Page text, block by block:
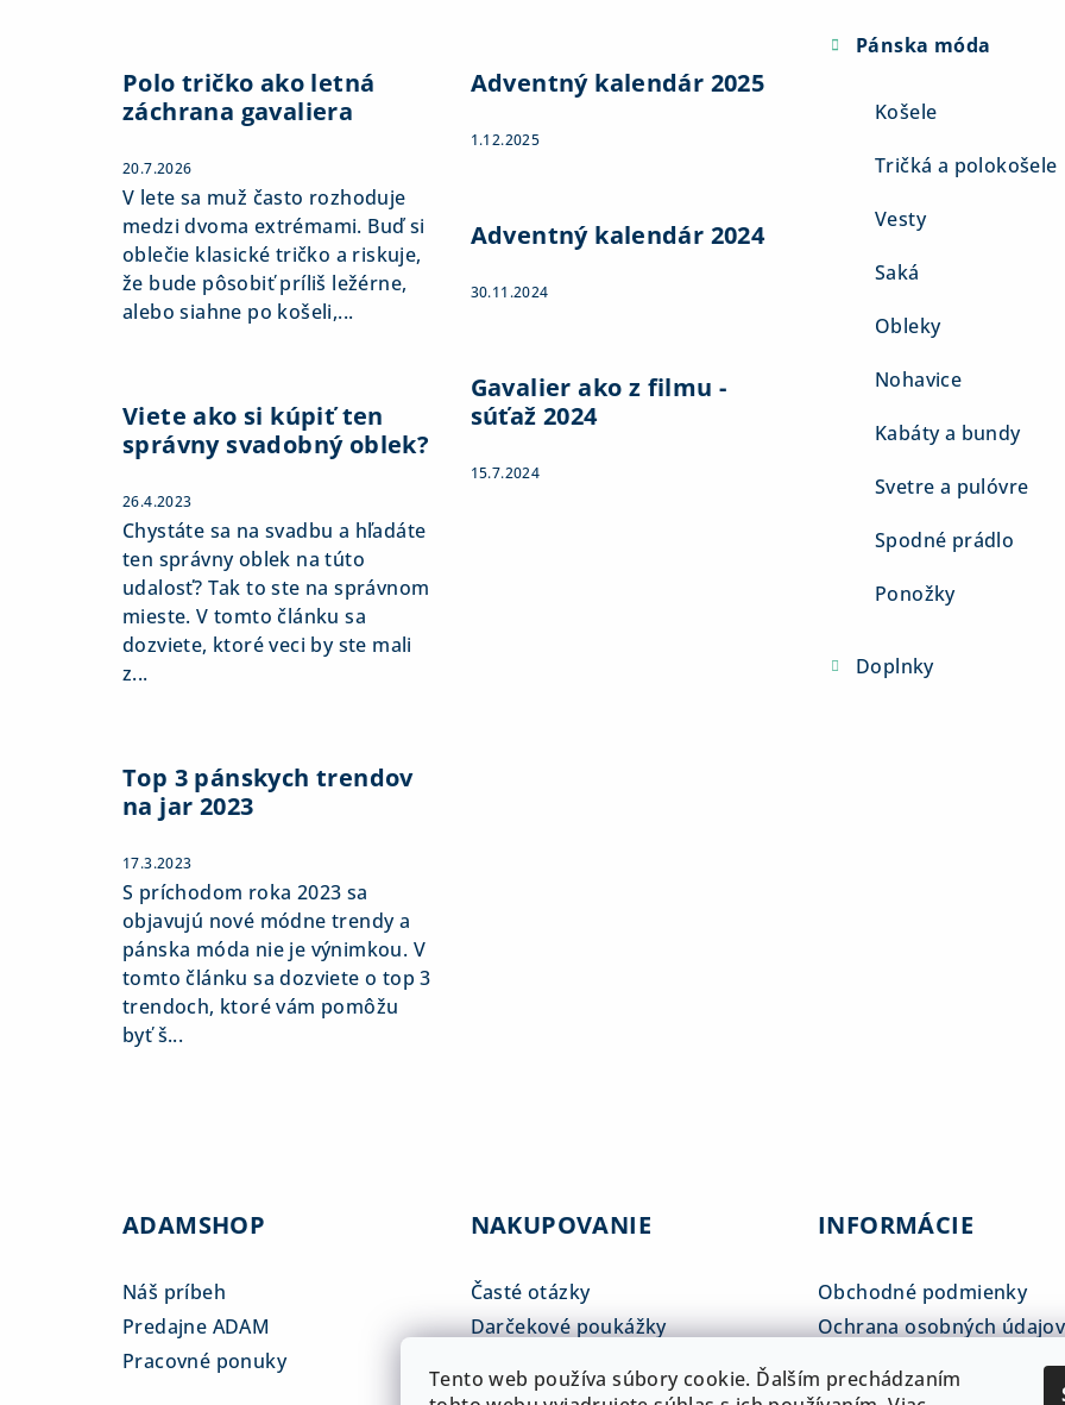
Tento web používa súbory cookie. Ďalším prechádzaním
Polo tričko ako letná
záchrana gavaliera
20.7.2026
V lete sa muž často rozhoduje
medzi dvoma extrémami. Buď si
oblečie klasické tričko a riskuje,
že bude pôsobiť príliš ležérne,
alebo siahne po košeli,...
Viete ako si kúpiť ten
správny svadobný oblek?
26.4.2023
Chystáte sa na svadbu a hľadáte
ten správny oblek na túto
udalosť? Tak to ste na správnom
mieste. V tomto článku sa
dozviete, ktoré veci by ste mali
z...
Top 3 pánskych trendov
na jar 2023
17.3.2023
S príchodom roka 2023 sa
objavujú nové módne trendy a
pánska móda nie je výnimkou. V
tomto článku sa dozviete o top 3
trendoch, ktoré vám pomôžu
byť š...
Adventný kalendár 2025
1.12.2025
Adventný kalendár 2024
30.11.2024
Gavalier ako z filmu -
súťaž 2024
15.7.2024
Pánska móda
Košele
Tričká a polokošele
Vesty
Saká
Obleky
Nohavice
Kabáty a bundy
Svetre a pulóvre
Spodné prádlo
Ponožky
Doplnky
ADAMSHOP
Náš príbeh
Predajne ADAM
Pracovné ponuky
NAKUPOVANIE
Časté otázky
Darčekové poukážky
Platba a doprava
INFORMÁCIE
Obchodné podmienky
Ochrana osobných údajov
ADAM klub